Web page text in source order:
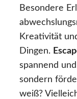
Besondere
Kreativität
Dingen.
spannend
sondern
weiß?